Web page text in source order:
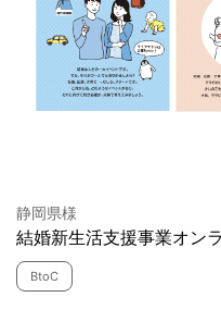
静岡県様
結婚新生活支援事業オン
BtoC